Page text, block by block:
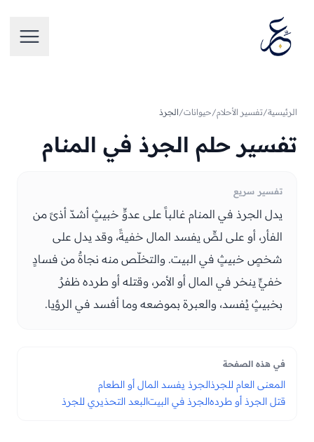
فتح
الرئيسية/تفسير الأحلام/حيوانات/الجرذ
تفسير حلم الجرذ في المنام
تفسير سريع
يدل الجرذ في المنام غالباً على عدوٍّ خبيثٍ أشدّ أذىً من
الفأر، أو على لصٍّ يفسد المال خفيةً، وقد يدل على
شخصٍ خبيثٍ في البيت. والتخلّص منه نجاةٌ من فسادٍ
خفيٍّ ينخر في المال أو الأمر، وقتله أو طرده ظفرٌ
بخبيثٍ يُفسد، والعبرة بموضعه وما أفسد في الرؤيا.
في هذه الصفحة
المعنى العام للجرذالجرذ يفسد المال أو الطعام
قتل الجرذ أو طردهالجرذ في البيتالبعد التحذيري للجرذ